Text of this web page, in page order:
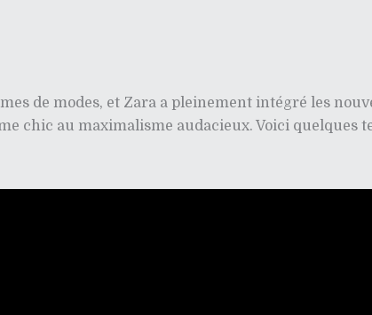
de modes, et Zara a pleinement intégré les
chic au maximalisme audacieux. Voici quelques